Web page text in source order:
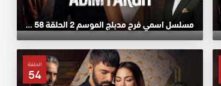
مسلسل اسمي فرح مدبلج الموسم 2 الحلقة 58 HD
الحلقة
54